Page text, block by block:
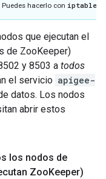
hacerlo con iptables
que ejecutan el
de ZooKeeper)
y 8503 a todos
el servicio apigee-
datos. Los nodos
abrir estos
los nodos de
ZooKeeper)